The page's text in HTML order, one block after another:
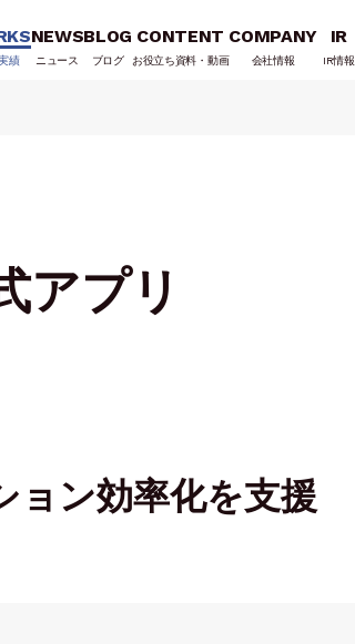
績
NEWS
ニュース
BLOG
ブログ
CONTENT
お役立ち資料・動画
COMPANY
会社情報
IR
IR情報
アプリ
ョン効率化を支援